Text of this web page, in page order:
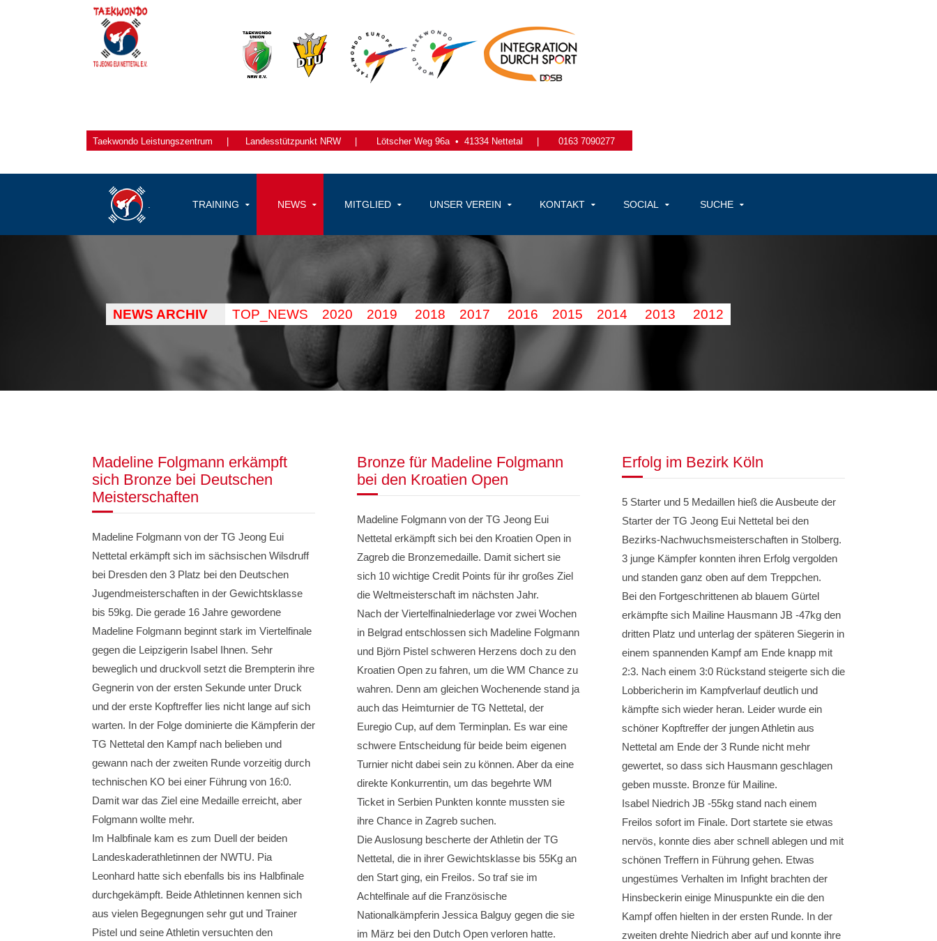
Taekwondo Leistungszentrum Landesstützpunkt NRW Lötscher Weg 96a • 41334 Nettetal 0163 7090277
TRAINING NEWS MITGLIED UNSER VEREIN KONTAKT SOCIAL SUCHE
NEWS ARCHIV TOP_NEWS 2020 2019 2018 2017 2016 2015 2014 2013 2012
Madeline Folgmann erkämpft
sich Bronze bei Deutschen
Meisterschaften
Madeline Folgmann von der TG Jeong Eui
Nettetal erkämpft sich im sächsischen Wilsdruff
bei Dresden den 3 Platz bei den Deutschen
Jugendmeisterschaften in der Gewichtsklasse
bis 59kg. Die gerade 16 Jahre gewordene
Madeline Folgmann beginnt stark im Viertelfinale
gegen die Leipzigerin Isabel Ihnen. Sehr
beweglich und druckvoll setzt die Brempterin ihre
Gegnerin von der ersten Sekunde unter Druck
und der erste Kopftreffer lies nicht lange auf sich
warten. In der Folge dominierte die Kämpferin der
TG Nettetal den Kampf nach belieben und
gewann nach der zweiten Runde vorzeitig durch
technischen KO bei einer Führung von 16:0.
Damit war das Ziel eine Medaille erreicht, aber
Folgmann wollte mehr.
Im Halbfinale kam es zum Duell der beiden
Landeskaderathletinnen der NWTU. Pia
Leonhard hatte sich ebenfalls bis ins Halbfinale
durchgekämpft. Beide Athletinnen kennen sich
aus vielen Begegnungen sehr gut und Trainer
Pistel und seine Athletin versuchten den
Bronze für Madeline Folgmann
bei den Kroatien Open
Madeline Folgmann von der TG Jeong Eui
Nettetal erkämpft sich bei den Kroatien Open in
Zagreb die Bronzemedaille. Damit sichert sie
sich 10 wichtige Credit Points für ihr großes Ziel
die Weltmeisterschaft im nächsten Jahr.
Nach der Viertelfinalniederlage vor zwei Wochen
in Belgrad entschlossen sich Madeline Folgmann
und Björn Pistel schweren Herzens doch zu den
Kroatien Open zu fahren, um die WM Chance zu
wahren. Denn am gleichen Wochenende stand ja
auch das Heimturnier de TG Nettetal, der
Euregio Cup, auf dem Terminplan. Es war eine
schwere Entscheidung für beide beim eigenen
Turnier nicht dabei sein zu können. Aber da eine
direkte Konkurrentin, um das begehrte WM
Ticket in Serbien Punkten konnte mussten sie
ihre Chance in Zagreb suchen.
Die Auslosung bescherte der Athletin der TG
Nettetal, die in ihrer Gewichtsklasse bis 55Kg an
den Start ging, ein Freilos. So traf sie im
Achtelfinale auf die Französische
Nationalkämpferin Jessica Balguy gegen die sie
im März bei den Dutch Open verloren hatte.
Erfolg im Bezirk Köln
5 Starter und 5 Medaillen hieß die Ausbeute der
Starter der TG Jeong Eui Nettetal bei den
Bezirks-Nachwuchsmeisterschaften in Stolberg.
3 junge Kämpfer konnten ihren Erfolg vergolden
und standen ganz oben auf dem Treppchen.
Bei den Fortgeschrittenen ab blauem Gürtel
erkämpfte sich Mailine Hausmann JB -47kg den
dritten Platz und unterlag der späteren Siegerin in
einem spannenden Kampf am Ende knapp mit
2:3. Nach einem 3:0 Rückstand steigerte sich die
Lobbericherin im Kampfverlauf deutlich und
kämpfte sich wieder heran. Leider wurde ein
schöner Kopftreffer der jungen Athletin aus
Nettetal am Ende der 3 Runde nicht mehr
gewertet, so dass sich Hausmann geschlagen
geben musste. Bronze für Mailine.
Isabel Niedrich JB -55kg stand nach einem
Freilos sofort im Finale. Dort startete sie etwas
nervös, konnte dies aber schnell ablegen und mit
schönen Treffern in Führung gehen. Etwas
ungestümes Verhalten im Infight brachten der
Hinsbeckerin einige Minuspunkte ein die den
Kampf offen hielten in der ersten Runde. In der
zweiten drehte Niedrich aber auf und konnte ihre